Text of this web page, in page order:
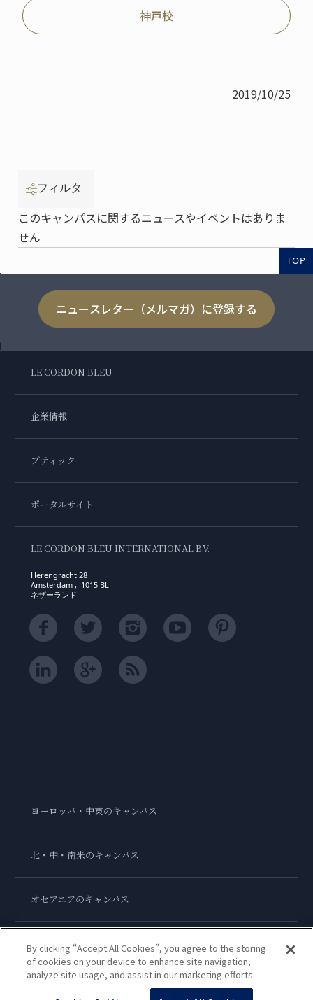
神戸校
2019/10/25
フィルタ
このキャンパスに関するニュースやイベントはありま
せん
TOP
ニュースレター（メルマガ）に登録する
LE CORDON BLEU
企業情報
ブティック
ポータルサイト
LE CORDON BLEU INTERNATIONAL B.V.
Herengracht 28
Amsterdam , 1015 BL
ネザーランド
ヨーロッパ・中東のキャンパス
北・中・南米のキャンパス
オセアニアのキャンパス
アジアのキャンパス
ル・コルドン・ブルー・インターナショナル
By clicking “Accept All Cookies”, you agree to the storing
of cookies on your device to enhance site navigation,
analyze site usage, and assist in our marketing efforts.